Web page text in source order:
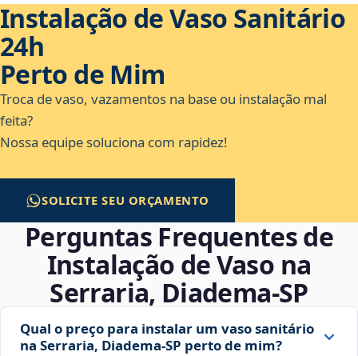
Instalação de Vaso Sanitário
24h
Perto de Mim
Troca de vaso, vazamentos na base ou instalação mal
feita?
Nossa equipe soluciona com rapidez!
SOLICITE SEU ORÇAMENTO
Perguntas Frequentes de
Instalação de Vaso na
Serraria, Diadema‑SP
Qual o preço para instalar um vaso sanitário
na Serraria, Diadema‑SP perto de mim?